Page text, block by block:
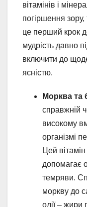
вітамінів і
погіршення
це перший крок
мудрість давно
включити до
ясністю.
Морква та
справжній
високому
організмі
Цей вітамін
допомагає
темряви.
моркву до
олії – жири